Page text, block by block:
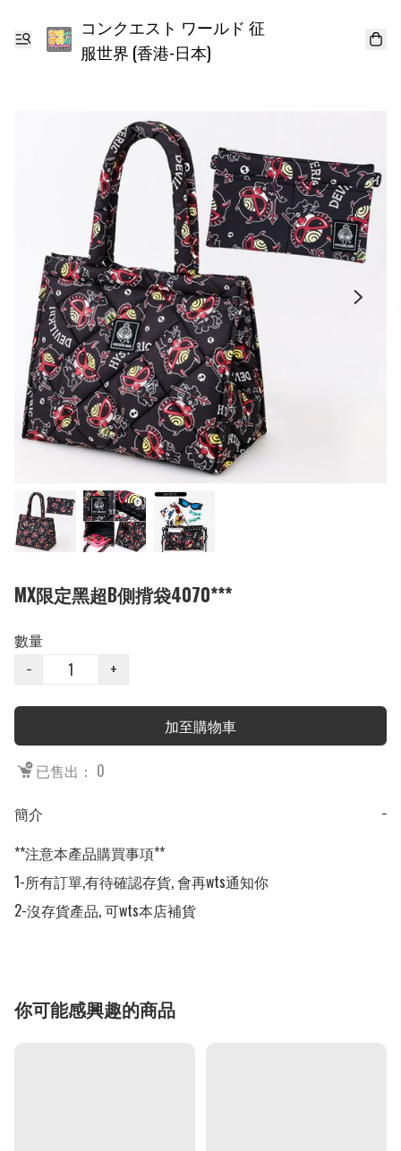
コンクエスト ワールド 征
服世界 (香港-日本)
MX限定黑超B側揹袋4070***
數量
−
+
加至購物車
已售出： 0
簡介
−
**注意本產品購買事項**
1-所有訂單,有待確認存貨, 會再wts通知你
2-沒存貨產品, 可wts本店補貨
你可能感興趣的商品